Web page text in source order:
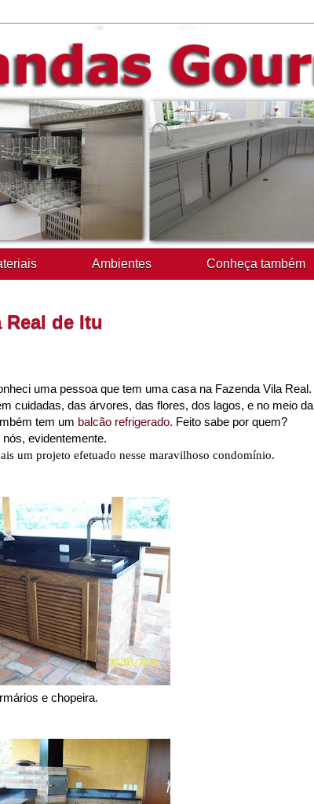
Ambientes Conheça também
de Itu
uma pessoa que tem uma casa na Fazenda Vila Real.
cuidadas, das árvores, das flores, dos lagos, e no meio da
tem um balcão refrigerado. Feito sabe por quem?
nós, evidentemente.
um projeto efetuado nesse maravilhoso condomínio.
e chopeira.